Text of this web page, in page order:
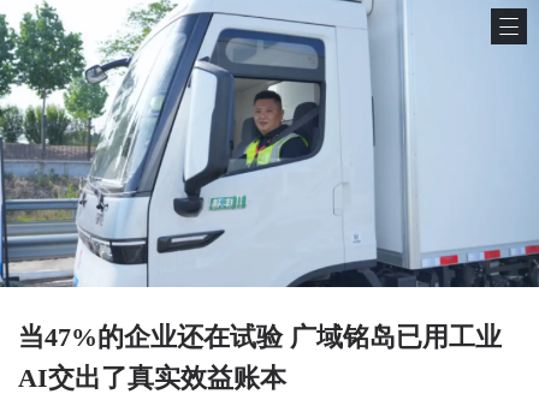
当47%的企业还在试验 广域铭岛已用工业
AI交出了真实效益账本